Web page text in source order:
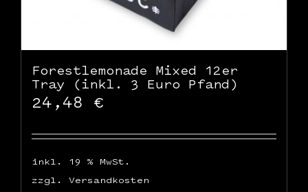
Forestlemonade Mixed 12er
Tray (inkl. 3 Euro Pfand)
24,48 €
inkl. 19 % MwSt.
zzgl. Versandkosten